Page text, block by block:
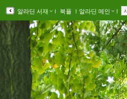
알라딘 서재 ｌ 북플 ｌ 알라딘 메인 ｌ